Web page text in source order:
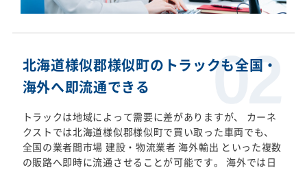
北海道様似郡様似町のトラックも全国・
海外へ即流通できる
トラックは地域によって需要に差がありますが、 カーネ
クストでは北海道様似郡様似町で買い取った車両でも、
全国の業者間市場 建設・物流業者 海外輸出 といった複数
の販路へ即時に流通させることが可能です。 海外では日